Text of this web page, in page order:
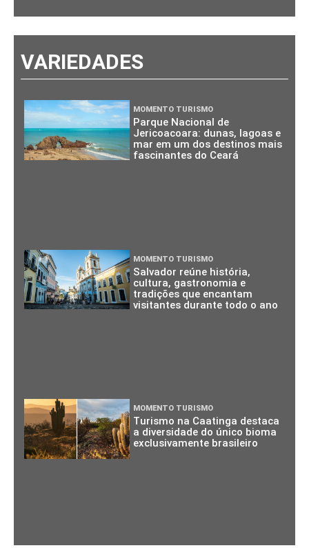
VARIEDADES
MOMENTO TURISMO
Parque Nacional de
Jericoacoara: dunas, lagoas e
mar em um dos destinos mais
fascinantes do Ceará
MOMENTO TURISMO
Salvador reúne história,
cultura, gastronomia e
tradições que encantam
visitantes durante todo o ano
MOMENTO TURISMO
Turismo na Caatinga destaca
a diversidade do único bioma
exclusivamente brasileiro